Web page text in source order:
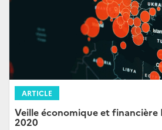
ARTICLE
Veille économique et financière
2020